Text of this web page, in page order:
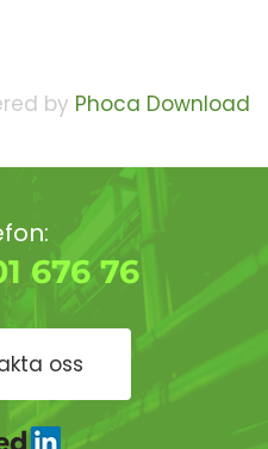
by Phoca Download
676 76
oss